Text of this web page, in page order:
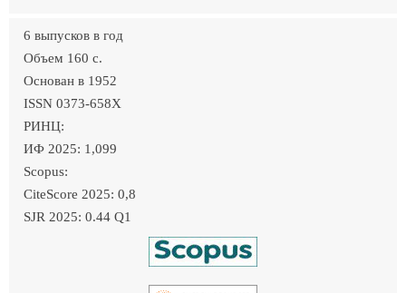
6 выпусков в год
Объем 160 c.
Основан в 1952
ISSN 0373-658X
РИНЦ:
ИФ 2025: 1,099
Scopus:
CiteScore 2025: 0,8
SJR 2025: 0.44 Q1